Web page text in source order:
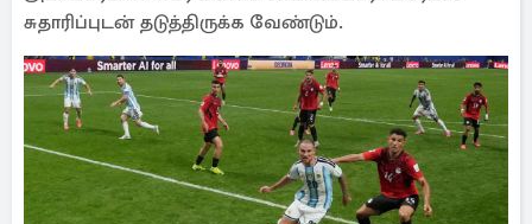
சுதாரிப்புடன் தடுத்திருக்க வேண்டும்.